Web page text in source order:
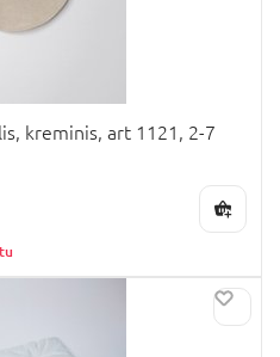
kreminis, art 1121, 2-7